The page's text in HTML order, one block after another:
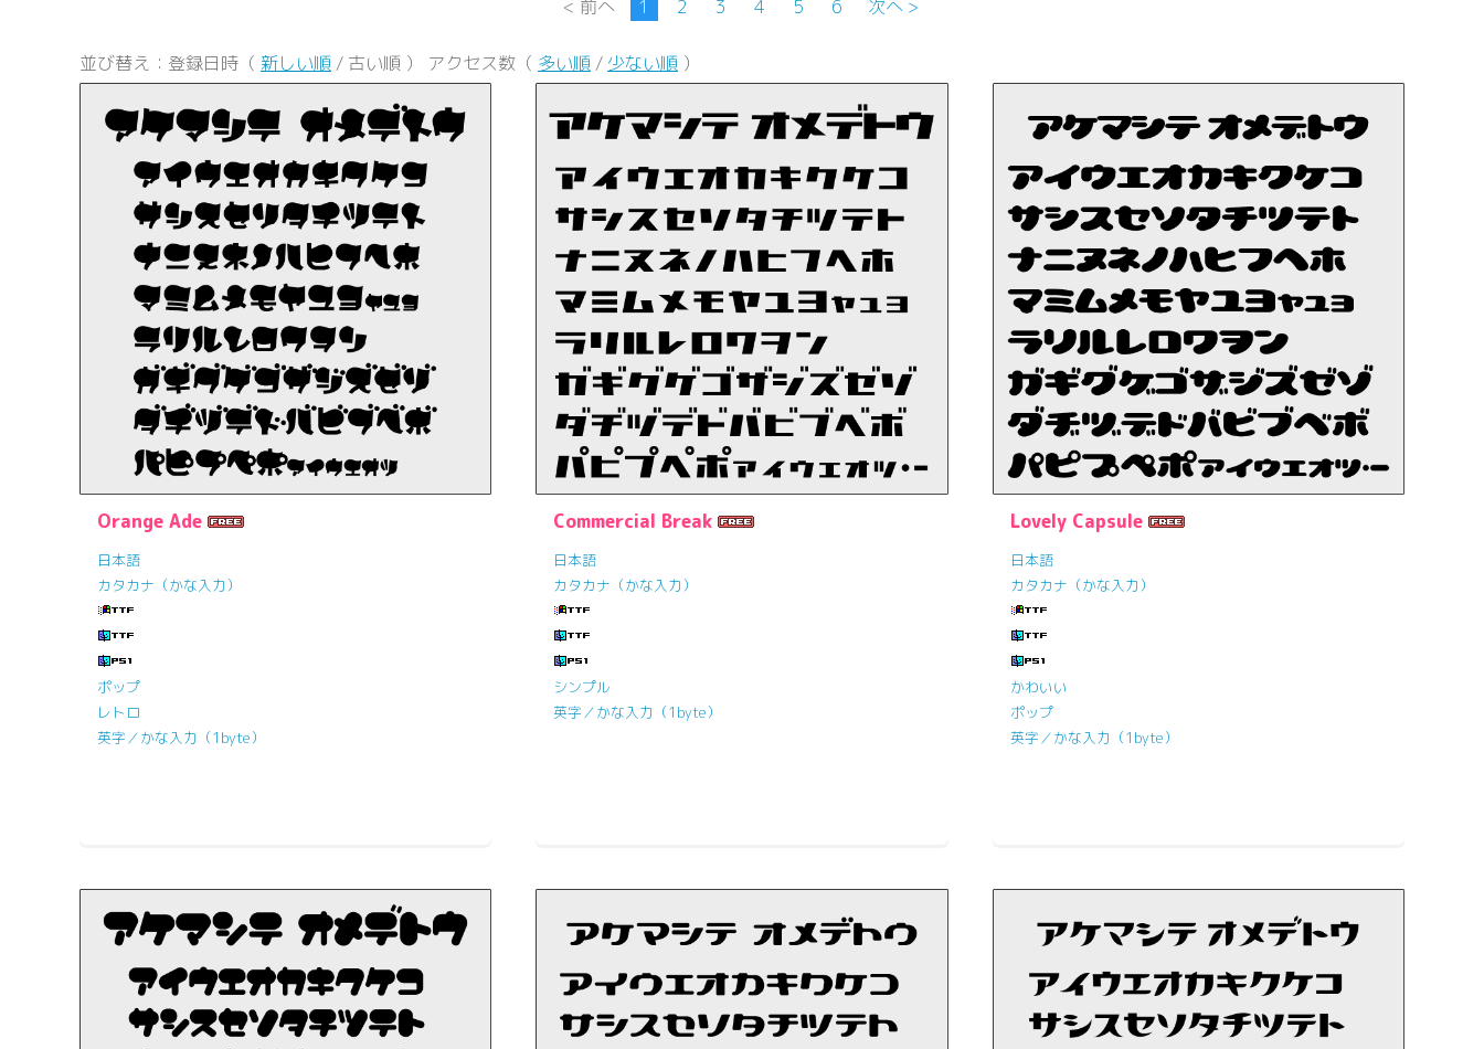
< 前へ
1 2 3 4 5 6 次へ >
並び替え：登録日時（ 新しい順 / 古い順 ） アクセス数（ 多い順 / 少ない順 ）
Orange Ade
日本語
カタカナ（かな入力）
ポップ
レトロ
英字／かな入力（1byte）
Commercial Break
日本語
カタカナ（かな入力）
シンプル
英字／かな入力（1byte）
Lovely Capsule
日本語
カタカナ（かな入力）
かわいい
ポップ
英字／かな入力（1byte）